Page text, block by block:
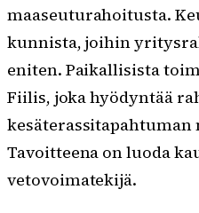
maaseuturahoitusta.
kunnista, joihin
eniten. Paikallisista
Fiilis, joka hyödyntää
Tavoitteena on luoda
vetovoimatekijä.